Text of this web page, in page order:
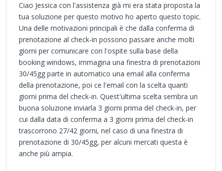
Ciao Jessica con l'assistenza già mi era stata proposta la
tua soluzione per questo motivo ho aperto questo topic.
Una delle motivazioni principali è che dalla conferma di
prenotazione al check-in possono passare anche molti
giorni per comunicare con l'ospite sulla base della
booking windows, immagina una finestra di prenotazioni
30/45gg parte in automatico una email alla conferma
della prenotazione, poi ce l'email con la scelta quanti
giorni prima del check-in. Quest'ultima scelta sembra un
buona soluzione inviarla 3 giorni prima del check-in, per
cui dalla data di conferma a 3 giorni prima del check-in
trascorrono 27/42 giorni, nel caso di una finestra di
prenotazione di 30/45gg, per alcuni mercati questa è
anche più ampia.